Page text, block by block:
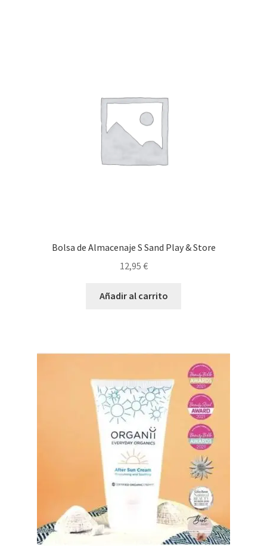
Bolsa de Almacenaje S Sand Play & Store
12,95 €
Añadir al carrito